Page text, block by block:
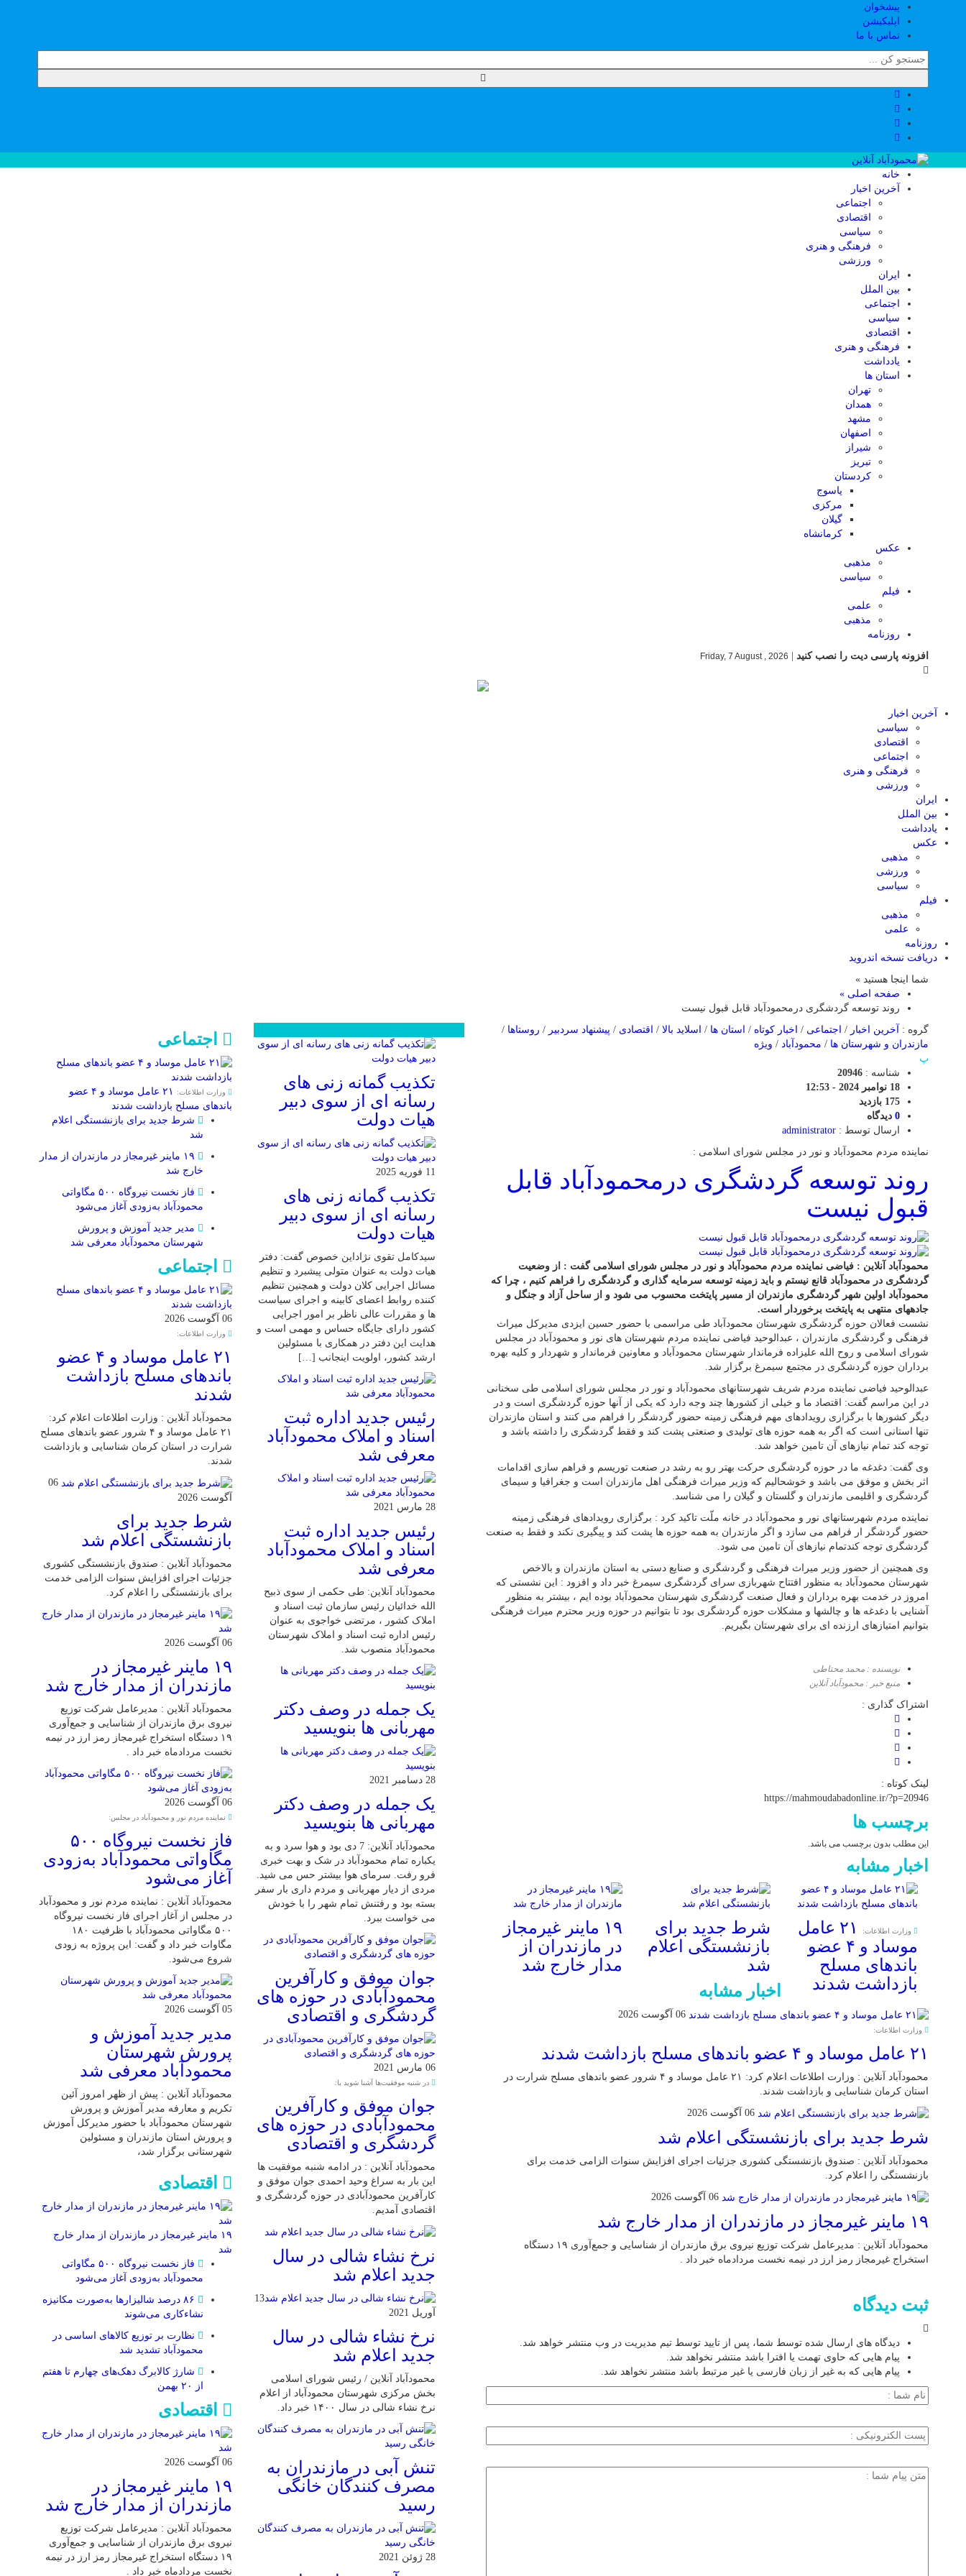
پیشخوان
اپلیکیشن
تماس با ما
خانه
آخرین اخبار
اجتماعی
اقتصادی
سیاسی
فرهنگی و هنری
ورزشی
ایران
بین الملل
اجتماعی
سیاسی
اقتصادی
فرهنگی و هنری
یادداشت
استان ها
تهران
همدان
مشهد
اصفهان
شیراز
تبریز
کردستان
یاسوج
مرکزی
گیلان
کرمانشاه
عکس
مذهبی
سیاسی
فیلم
علمی
مذهبی
روزنامه
افزونه پارسی دیت را نصب کنید
Friday, 7 August , 2026
آخرین اخبار
سیاسی
اقتصادی
اجتماعی
فرهنگی و هنری
ورزشی
ایران
بین الملل
یادداشت
عکس
مذهبی
ورزشی
سیاسی
فیلم
مذهبی
علمی
روزنامه
دریافت نسخه اندروید
شما اینجا هستید »
صفحه اصلی »
روند توسعه گردشگری درمحمودآباد قابل قبول نیست
گروه :
آخرین اخبار / اجتماعی / اخبار کوتاه / استان ها / اسلاید بالا / اقتصادی / پیشنهاد سردبیر / روستاها /
مازندران و شهرستان ها / محمودآباد / ویژه
پ
شناسه : 20946
18 نوامبر 2024 - 12:53
175 بازدید
0 دیدگاه
ارسال توسط : administrator
نماینده مردم محمودآباد و نور در مجلس شورای اسلامی :
روند توسعه گردشگری درمحمودآباد قابل
قبول نیست
محمودآباد آنلاین : فیاضی نماینده مردم محمودآباد و نور در مجلس شورای اسلامی گفت : از وضعیت
گردشگری در محمودآباد قانع نیستم و باید زمینه توسعه سرمایه گذاری و گردشگری را فراهم کنیم ، چرا که
محمودآباد اولین شهر گردشگری مازندران از مسیر پایتخت محسوب می شود و از ساحل آزاد و جنگل و
جادههای منتهی به پایتخت برخوردار است.
نشست فعالان حوزه گردشگری شهرستان محمودآباد طی مراسمی با حضور حسین ایزدی مدیرکل میراث
فرهنگی و گردشگری مازندران ، عبدالوحید فیاضی نماینده مردم شهرستان های نور و محمودآباد در مجلس
شورای اسلامی و روح الله علیزاده فرماندار شهرستان محمودآباد و معاونین فرماندار و شهردار و کلیه بهره
برداران حوزه گردشگری در مجتمع سیمرغ برگزار شد.
عبدالوحید فیاضی نماینده مردم شریف شهرستانهای محمودآباد و نور در مجلس شورای اسلامی طی سخنانی
در این مراسم گفت: اقتصاد ما و خیلی از کشورها چند وجه دارد که یکی از آنها حوزه گردشگری است و در
دیگر کشورها با برگزاری رویدادهای مهم فرهنگی زمینه حضور گردشگر را فراهم می کنند و استان مازندران
تنها استانی است که اگر به همه حوزه های تولیدی و صنعتی پشت کند و فقط گردشگری را داشته باشد و
توجه کند تمام نیازهای آن تامین خواهد شد.
وی گفت: دغدغه ما در حوزه گردشگری حرکت بهتر رو به رشد در صنعت توریسم و فراهم سازی اقدامات
اثر بخش و موفق می باشد و خوشحالیم که وزیر میراث فرهنگی اهل مازندران است و جغرافیا و سیمای
گردشگری و اقلیمی مازندران و گلستان و گیلان را می شناسد.
نماینده مردم شهرستانهای نور و محمودآباد در خانه ملّت تاکید کرد : برگزاری رویدادهای فرهنگی زمینه
حضور گردشگر ار فراهم می سازد و اگر مازندران به همه حوزه ها پشت کند و پیگیری نکند و فقط به صنعت
گردشگری توجه کندتمام نیازهای آن تامین می شود.
وی همچنین از حضور وزیر میراث فرهنگی و گردشگری و صنایع دستی به استان مازندران و بالاخص
شهرستان محمودآباد به منظور افتتاح شهربازی سرای گردشگری سیمرغ خبر داد و افزود : این نشستی که
امروز در خدمت بهره برداران و فعال صنعت گردشگری شهرستان محمودآباد بوده ایم ، بیشتر به منظور
آشنایی با دغدغه ها و چالشها و مشکلات حوزه گردشگری بود تا بتوانیم در حوزه وزیر محترم میراث فرهنگی
بتوانیم امتیازهای ارزنده ای برای شهرستان بگیریم.
نویسنده : محمد محتاطی
منبع خبر : محمودآباد آنلاین
اشتراک گذاری :
لینک کوتاه :
https://mahmoudabadonline.ir/?p=20946
برچسب ها
این مطلب بدون برچسب می باشد.
اخبار مشابه
وزارت اطلاعات:
۲۱ عامل
موساد و ۴ عضو
باند‌های مسلح
بازداشت شدند
شرط جدید برای
بازنشستگی اعلام
شد
۱۹ ماینر غیرمجاز
در مازندران از
مدار خارج شد
اخبار مشابه
06 آگوست 2026
وزارت اطلاعات:
۲۱ عامل موساد و ۴ عضو باند‌های مسلح بازداشت شدند
محمودآباد آنلاین : وزارت اطلاعات اعلام کرد: ۲۱ عامل موساد و ۴ شرور عضو باند‌های مسلح شرارت در
استان کرمان شناسایی و بازداشت شدند.
06 آگوست 2026
شرط جدید برای بازنشستگی اعلام شد
محمودآباد آنلاین : صندوق بازنشستگی کشوری جزئیات اجرای افزایش سنوات الزامی خدمت برای
بازنشستگی را اعلام کرد.
06 آگوست 2026
۱۹ ماینر غیرمجاز در مازندران از مدار خارج شد
محمودآباد آنلاین : مدیرعامل شرکت توزیع نیروی برق مازندران از شناسایی و جمع‌آوری ۱۹ دستگاه
استخراج غیرمجاز رمز ارز در نیمه نخست مردادماه خبر داد .
ثبت دیدگاه
دیدگاه های ارسال شده توسط شما، پس از تایید توسط تیم مدیریت در وب منتشر خواهد شد.
پیام هایی که حاوی تهمت یا افترا باشد منتشر نخواهد شد.
پیام هایی که به غیر از زبان فارسی یا غیر مرتبط باشد منتشر نخواهد شد.
تکذیب گمانه زنی های
رسانه ای از سوی دبیر
هیات دولت
11 فوریه 2025
تکذیب گمانه زنی های
رسانه ای از سوی دبیر
هیات دولت
سیدکامل تقوی نژاداین خصوص گفت: دفتر
هیات دولت به عنوان متولی پیشبرد و تنظیم
مسائل اجرایی کلان دولت و همچنین تنظیم
کننده روابط اعضای کابینه و اجرای سیاست
ها و مقررات عالی ناظر بر امور اجرایی
کشور دارای جایگاه حساس و مهمی است و
هدایت این دفتر در همکاری با مسئولین
ارشد کشور، اولویت اینجانب […]
رئیس جدید اداره ثبت
اسناد و املاک محمودآباد
معرفی شد
28 مارس 2021
رئیس جدید اداره ثبت
اسناد و املاک محمودآباد
معرفی شد
محمودآباد آنلاین: طی حکمی از سوی ذبیح
الله خدائیان رئیس سازمان ثبت اسناد و
املاک کشور ، مرتضی خواجوی به عنوان
رئیس اداره ثبت اسناد و املاک شهرستان
محمودآباد منصوب شد.
یک جمله در وصف دکتر
مهربانی ها بنویسید
28 دسامبر 2021
یک جمله در وصف دکتر
مهربانی ها بنویسید
محمودآباد آنلاین: 7 دی بود و هوا سرد و به
یکباره تمام محمودآباد در شک و بهت خبری
فرو رفت. سرمای هوا بیشتر حس می شید.
مردی از دیار مهربانی و مردم داری بار سفر
بسته بود و رفتنش تمام شهر را با خودش
می خواست ببرد.
جوان موفق و کارآفرین
محمودآبادی در حوزه های
گردشگری و اقتصادی
06 مارس 2021
در شنبه موفقیت‌ها آشنا شوید با:
جوان موفق و کارآفرین
محمودآبادی در حوزه های
گردشگری و اقتصادی
محمودآباد آنلاین : در ادامه شنبه موفقیت ها
این بار به سراغ وحید احمدی جوان موفق و
کارآفرین محمودآبادی در حوزه گردشگری و
اقتصادی آمدیم.
نرخ نشاء شالی در سال
جدید اعلام شد
13
آوریل 2021
نرخ نشاء شالی در سال
جدید اعلام شد
محمودآباد آنلاین / رئیس شورای اسلامی
بخش مرکزی شهرستان محمودآباد از اعلام
نرخ نشاء شالی در سال ۱۴۰۰ خبر داد.
تنش آبی در مازندران به
مصرف كنندگان خانگی
رسيد
28 ژوئن 2021
اجتماعی
وزارت اطلاعات:
۲۱ عامل موساد و ۴ عضو
باند‌های مسلح بازداشت شدند
شرط جدید برای بازنشستگی اعلام
شد
۱۹ ماینر غیرمجاز در مازندران از مدار
خارج شد
فاز نخست نیروگاه ۵۰۰ مگاواتی
محمودآباد به‌زودی آغاز می‌شود
مدیر جدید آموزش و پرورش
شهرستان محمودآباد معرفی شد
اجتماعی
06 آگوست 2026
وزارت اطلاعات:
۲۱ عامل موساد و ۴ عضو
باند‌های مسلح بازداشت
شدند
محمودآباد آنلاین : وزارت اطلاعات اعلام کرد:
۲۱ عامل موساد و ۴ شرور عضو باند‌های مسلح
شرارت در استان کرمان شناسایی و بازداشت
شدند.
06
آگوست 2026
شرط جدید برای
بازنشستگی اعلام شد
محمودآباد آنلاین : صندوق بازنشستگی کشوری
جزئیات اجرای افزایش سنوات الزامی خدمت
برای بازنشستگی را اعلام کرد.
06 آگوست 2026
۱۹ ماینر غیرمجاز در
مازندران از مدار خارج شد
محمودآباد آنلاین : مدیرعامل شرکت توزیع
نیروی برق مازندران از شناسایی و جمع‌آوری
۱۹ دستگاه استخراج غیرمجاز رمز ارز در نیمه
نخست مردادماه خبر داد .
06 آگوست 2026
نماینده مردم نور و محمودآباد در مجلس:
فاز نخست نیروگاه ۵۰۰
مگاواتی محمودآباد به‌زودی
آغاز می‌شود
محمودآباد آنلاین : نماینده مردم نور و محمودآباد
در مجلس از آغاز اجرای فاز نخست نیروگاه
۵۰۰ مگاواتی محمودآباد با ظرفیت ۱۸۰
مگاوات خبر داد و گفت: این پروژه به زودی
شروع می‌شود.
05 آگوست 2026
مدیر جدید آموزش و
پرورش شهرستان
محمودآباد معرفی شد
محمودآباد آنلاین : پیش از ظهر امروز آئین
تکریم و معارفه مدیر آموزش و پرورش
شهرستان محمودآباد با حضور مدیرکل آموزش
و پرورش استان مازندران و مسئولین
شهرستانی برگزار شد،
اقتصادی
۱۹ ماینر غیرمجاز در مازندران از مدار خارج
شد
فاز نخست نیروگاه ۵۰۰ مگاواتی
محمودآباد به‌زودی آغاز می‌شود
۸۶ درصد شالیزارها به‌صورت مکانیزه
نشاءکاری می‌شوند
نظارت بر توزیع کالا‌های اساسی در
محمودآباد تشدید شد
شارژ کالابرگ دهک‌های چهارم تا هفتم
از ۲۰ بهمن
اقتصادی
06 آگوست 2026
۱۹ ماینر غیرمجاز در
مازندران از مدار خارج شد
محمودآباد آنلاین : مدیرعامل شرکت توزیع
نیروی برق مازندران از شناسایی و جمع‌آوری
۱۹ دستگاه استخراج غیرمجاز رمز ارز در نیمه
نخست مردادماه خبر داد .